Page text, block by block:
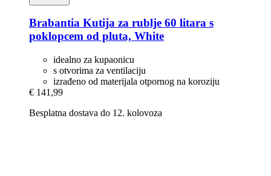
Brabantia Kutija za rublje 60 litara s
poklopcem od pluta, White
idealno za kupaonicu
s otvorima za ventilaciju
izrađeno od materijala otpornog na koroziju
€ 141,99
Besplatna dostava do 12. kolovoza